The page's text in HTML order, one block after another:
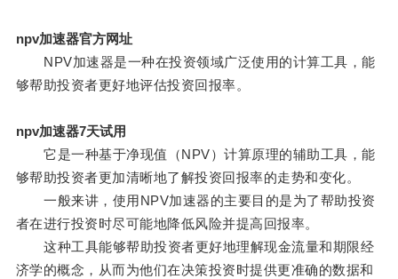
npv加速器官方网址
NPV加速器是一种在投资领域广泛使用的计算工具，能
够帮助投资者更好地评估投资回报率。
npv加速器7天试用
它是一种基于净现值（NPV）计算原理的辅助工具，能
够帮助投资者更加清晰地了解投资回报率的走势和变化。
一般来讲，使用NPV加速器的主要目的是为了帮助投资
者在进行投资时尽可能地降低风险并提高回报率。
这种工具能够帮助投资者更好地理解现金流量和期限经
济学的概念，从而为他们在决策投资时提供更准确的数据和